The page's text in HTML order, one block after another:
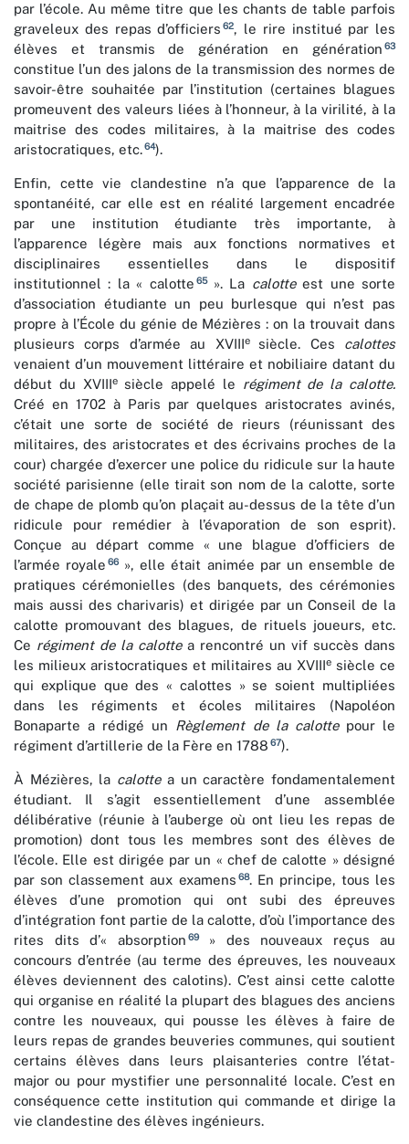
par l’école. Au même titre que les chants de table parfois
graveleux des repas d’officiers 62, le rire institué par les
élèves et transmis de génération en génération 63
constitue l’un des jalons de la transmission des normes de
savoir-être souhaitée par l’institution (certaines blagues
promeuvent des valeurs liées à l’honneur, à la virilité, à la
maitrise des codes militaires, à la maitrise des codes
aristocratiques, etc.64).
Enfin, cette vie clandestine n’a que l’apparence de la
spontanéité, car elle est en réalité largement encadrée
par une institution étudiante très importante, à
l’apparence légère mais aux fonctions normatives et
disciplinaires essentielles dans le dispositif
institutionnel : la « calotte 65». La calotteest une sorte
d’association étudiante un peu burlesque qui n’est pas
propre à l’École du génie de Mézières : on la trouvait dans
plusieurs corps d’armée au XVIIIe siècle. Ces calottes
venaient d’un mouvement littéraire et nobiliaire datant du
début du XVIIIesiècle appelé le régiment de la calotte.
Créé en 1702 à Paris par quelques aristocrates avinés,
c’était une sorte de société de rieurs (réunissant des
militaires, des aristocrates et des écrivains proches de la
cour) chargée d’exercer une police du ridicule sur la haute
société parisienne (elle tirait son nom de la calotte, sorte
de chape de plomb qu’on plaçait au-dessus de la tête d’un
ridicule pour remédier à l’évaporation de son esprit).
Conçue au départ comme « une blague d’officiers de
l’armée royale 66», elle était animée par un ensemble de
pratiques cérémonielles (des banquets, des cérémonies
mais aussi des charivaris) et dirigée par un Conseil de la
calotte promouvant des blagues, de rituels joueurs, etc.
Ce régiment de la calotte a rencontré un vif succès dans
les milieux aristocratiques et militaires au XVIIIe siècle ce
qui explique que des « calottes » se soient multipliées
dans les régiments et écoles militaires (Napoléon
Bonaparte a rédigé un Règlement de la calottepour le
régiment d’artillerie de la Fère en 1788 67).
À Mézières, la calotte a un caractère fondamentalement
étudiant. Il s’agit essentiellement d’une assemblée
délibérative (réunie à l’auberge où ont lieu les repas de
promotion) dont tous les membres sont des élèves de
l’école. Elle est dirigée par un « chef de calotte » désigné
par son classement aux examens 68. En principe, tous les
élèves d’une promotion qui ont subi des épreuves
d’intégration font partie de la calotte, d’où l’importance des
rites dits d’« absorption 69» des nouveaux reçus au
concours d’entrée (au terme des épreuves, les nouveaux
élèves deviennent des calotins). C’est ainsi cette calotte
qui organise en réalité la plupart des blagues des anciens
contre les nouveaux, qui pousse les élèves à faire de
leurs repas de grandes beuveries communes, qui soutient
certains élèves dans leurs plaisanteries contre l’état-
major ou pour mystifier une personnalité locale. C’est en
conséquence cette institution qui commande et dirige la
vie clandestine des élèves ingénieurs.